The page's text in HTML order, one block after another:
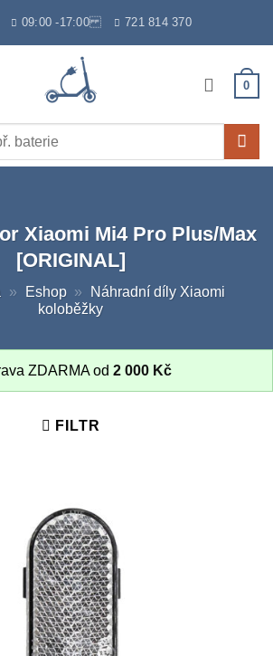
09:00 -17:00 721 814 370
0
Xiaomi Mi4 Pro Plus/Max
[ORIGINAL]
» Eshop »
Náhradní díly Xiaomi
koloběžky
ZDARMA od 2 000 Kč
FILTR